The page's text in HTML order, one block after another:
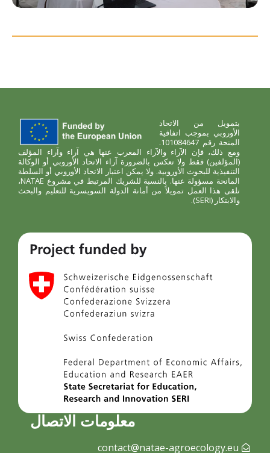
بتمويل من الاتحاد
الأوروبي بموجب اتفاقية
المنحة رقم 101084647.
ومع ذلك، فإن الآراء والآراء المعرب عنها هي آراء وآراء المؤلف
(المؤلفين) فقط ولا تعكس بالضرورة آراء الاتحاد الأوروبي أو الوكالة
التنفيذية للبحوث الأوروبية. ولا يمكن اعتبار الاتحاد الأوروبي أو السلطة
المانحة مسؤولة عنها. بالنسبة للشريك المرتبط في مشروع NATAE،
تلقى هذا العمل تمويلاً من أمانة الدولة السويسرية للتعليم والبحث
والابتكار (SERI).
معلومات الاتصال
contact@natae-agroecology.eu